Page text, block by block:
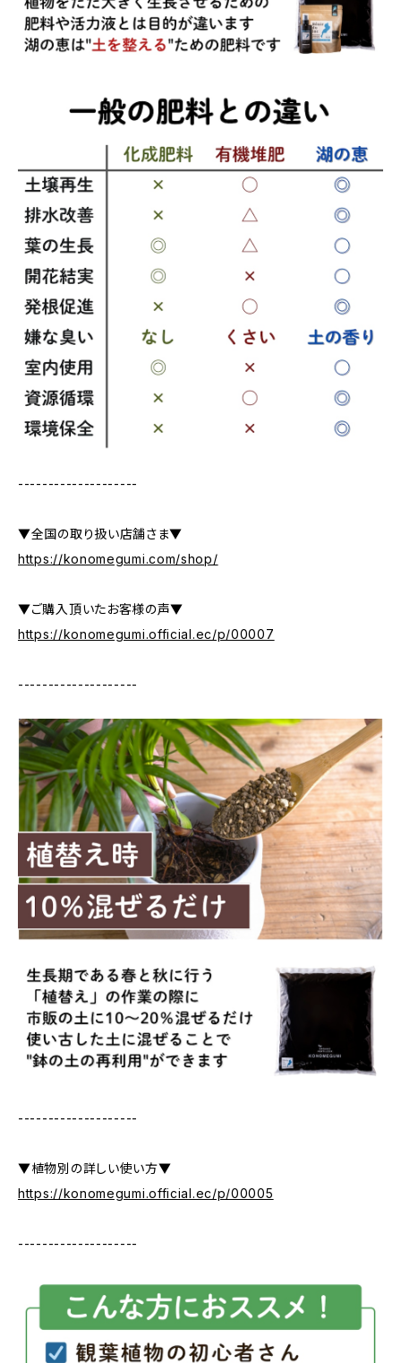
--------------------
▼全国の取り扱い店舗さま▼
https://konomegumi.com/shop/
▼ご購入頂いたお客様の声▼
https://konomegumi.official.ec/p/00007
--------------------
--------------------
▼植物別の詳しい使い方▼
https://konomegumi.official.ec/p/00005
--------------------